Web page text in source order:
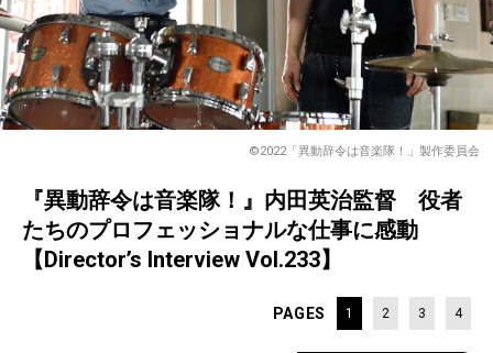
©2022「異動辞令は音楽隊！」製作委員会
『異動辞令は音楽隊！』内田英治監督 役者
たちのプロフェッショナルな仕事に感動
【Director’s Interview Vol.233】
PAGES 1 2 3 4